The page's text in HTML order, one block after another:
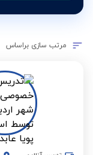
مرتب سازی براساس